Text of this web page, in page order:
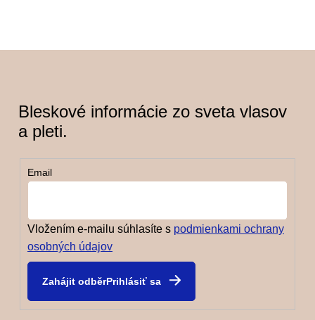
Bleskové informácie zo sveta vlasov
a pleti.
Email
Vložením e-mailu súhlasíte s podmienkami ochrany
osobných údajov
Prihlásiť sa